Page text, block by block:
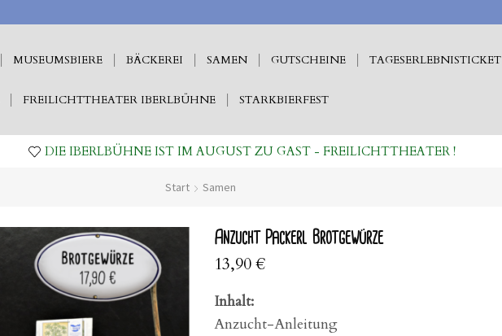
MUSEUMSBIERE BÄCKEREI SAMEN GUTSCHEINE TAGESERLEBNISTICKET
FREILICHTTHEATER IBERLBÜHNE STARKBIERFEST
DIE IBERLBÜHNE IST IM AUGUST ZU GAST - FREILICHTTHEATER !
Start Samen
Anzucht Packerl Brotgewürze
13,90€
Inhalt:
Anzucht-Anleitung